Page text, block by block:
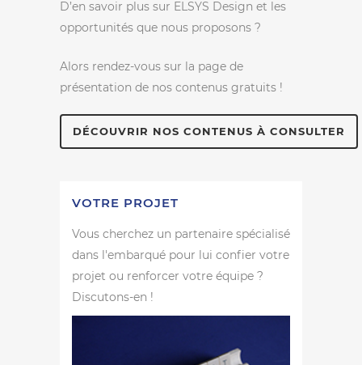
D’en savoir plus sur ELSYS Design et les
opportunités que nous proposons ?
Alors rendez-vous sur la page de
présentation de nos contenus gratuits !
DÉCOUVRIR NOS CONTENUS À CONSULTER
VOTRE PROJET
Vous cherchez un partenaire spécialisé
dans l'embarqué pour lui confier votre
projet ou renforcer votre équipe ?
Discutons-en !